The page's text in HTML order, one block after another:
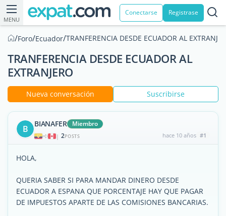
MENU
Conectarse Registrase
/Foro/Ecuador/TRANFERENCIA DESDE ECUADOR AL
TRANFERENCIA DESDE ECUADOR AL
EXTRANJERO
Nueva conversación Suscribirse
B BIANAFER Miembro
| 2POSTS hace 10 años #1
HOLA,
QUERIA SABER SI PARA MANDAR DINERO DESDE
ECUADOR A ESPANA QUE PORCENTAJE HAY QUE PAGAR
DE IMPUESTOS APARTE DE LAS COMISIONES BANCARIAS.